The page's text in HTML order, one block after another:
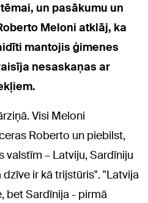
un pasākumu un
Meloni atklāj, ka
mantojis ģimenes
nesaskaņas ar
Visi Meloni
Roberto un piebilst,
valstīm – Latviju, Sardīniju
ir kā trijstūris". "Latvija
bet Sardīnija - pirmā